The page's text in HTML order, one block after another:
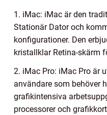
1. iMac: iMac är den
Stationär Dator och
konfigurationer. Den
kristallklar Retina-skärm
2. iMac Pro: iMac Pro är
användare som behöver
grafikintensiva
processorer och